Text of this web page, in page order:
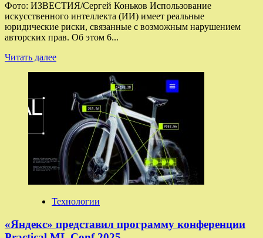
Фото: ИЗВЕСТИЯ/Сергей Коньков Использование
искусственного интеллекта (ИИ) имеет реальные
юридические риски, связанные с возможным нарушением
авторских прав. Об этом 6...
Читать далееПрочитать
сообщил
возможном
наказании
за
использование
ИИ
Технологии
«Яндекс» представил программу конференции